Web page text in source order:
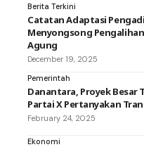
Berita Terkini
Catatan Adaptasi
Menyongsong
Agung
December 19, 2025
Pemerintah
Danantara, Proyek Besar
Partai X Pertanyakan
February 24, 2025
Ekonomi